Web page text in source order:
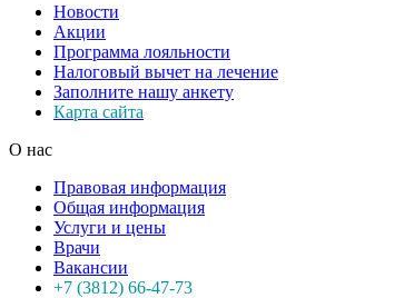
Новости
Акции
Программа лояльности
Налоговый вычет на лечение
Заполните нашу анкету
Карта сайта
О нас
Правовая информация
Общая информация
Услуги и цены
Врачи
Вакансии
+7 (3812) 66-47-73